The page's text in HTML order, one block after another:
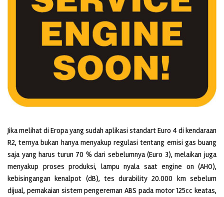
Jika melihat di Eropa yang sudah aplikasi standart Euro 4 di kendaraan
R2, ternya bukan hanya menyakup regulasi tentang emisi gas buang
saja yang harus turun 70 % dari sebelumnya (Euro 3), melaikan juga
menyakup proses produksi, lampu nyala saat engine on (AHO),
kebisingangan kenalpot (dB), tes durability 20.000 km sebelum
dijual, pemakaian sistem pengereman ABS pada motor 125cc keatas,